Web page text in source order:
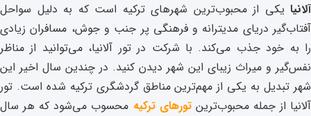
آلانیا یکی از محبوب‌ترین شهرهای ترکیه است که به دلیل سواحل
آفتاب‌گیر دریای مدیترانه و فرهنگی پر جنب و جوش، مسافران زیادی
را به خود جذب می‌کند. با شرکت در تور آلانیا، می‌توانید از مناظر
نفس‌گیر و میراث زیبای این شهر دیدن کنید. در چندین سال اخیر این
شهر تبدیل به یکی از مهم‌ترین مناطق گردشگری ترکیه شده است. تور
آلانیا از جمله محبوب‌ترینتورهای ترکیه محسوب می‌شود که هر سال